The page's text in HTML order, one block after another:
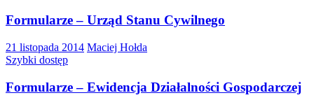
Formularze – Urząd Stanu Cywilnego
21 listopada 2014 Maciej Hołda
Szybki dostęp
Formularze – Ewidencja Działalności Gospodarczej